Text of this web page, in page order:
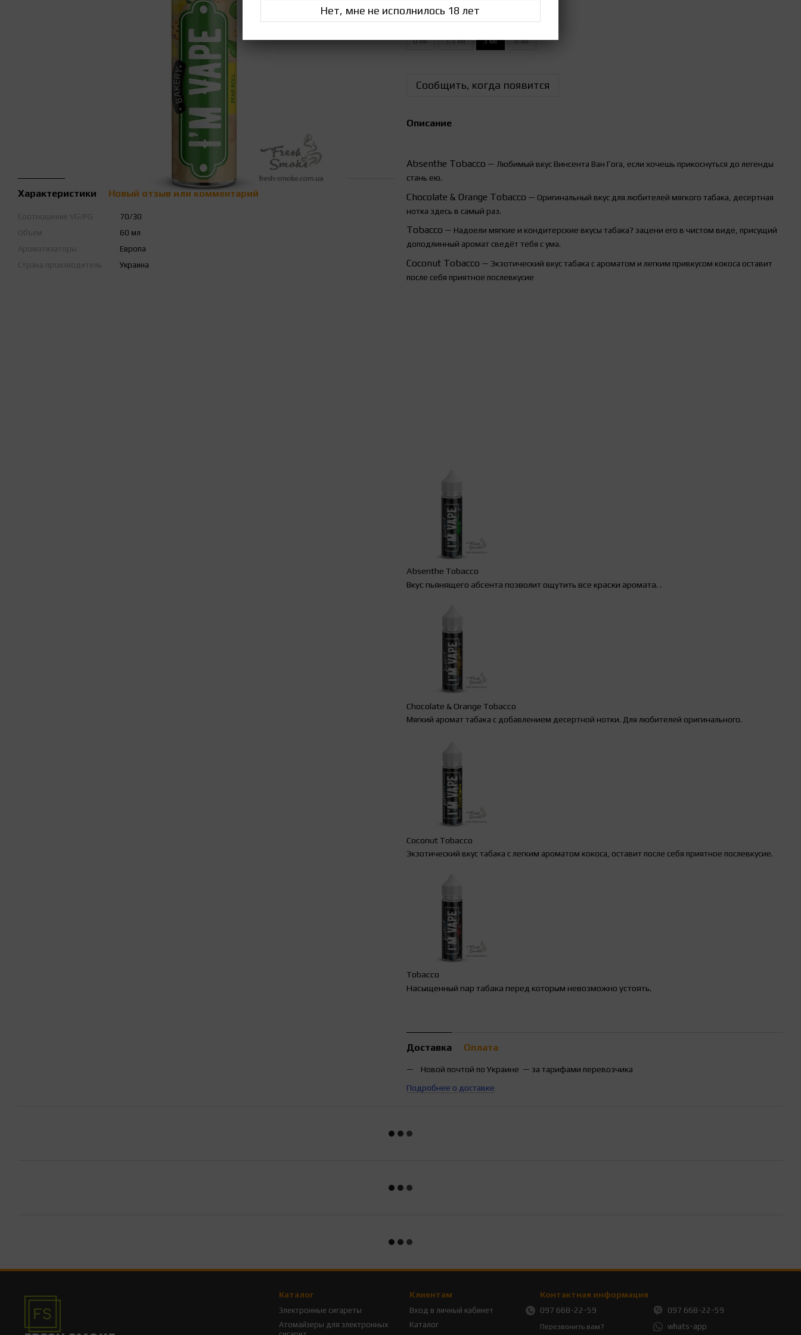
Характеристики Новый отзыв или комментарий
Соотношение VG/PG
70/30
Объем
60 мл
Ароматизаторы
Европа
Страна производитель
Украина
Крепость жидкости
0 мг 1.5 мг 3 мг 6 мг
Сообщить, когда появится
Описание
Absenthe Tobacco — Любимый вкус Винсента Ван Гога, если хочешь прикоснуться до легенды
стань ею.
Chocolate & Orange Tobacco — Оригинальный вкус для любителей мягкого табака, десертная
нотка здесь в самый раз.
Tobacco — Надоели мягкие и кондитерские вкусы табака? зацени его в чистом виде, присущий
доподлинный аромат сведёт тебя с ума.
Coconut Tobacco — Экзотический вкус табака с ароматом и легким привкусом кокоса оставит
после себя приятное послевкусие
Absenthe Tobacco
Вкус пьянящего абсента позволит ощутить все краски аромата. .
Chocolate & Orange Tobacco
Мягкий аромат табака с добавлением десертной нотки. Для любителей оригинального.
Coconut Tobacco
Экзотический вкус табака с легким ароматом кокоса, оставит после себя приятное послевкусие.
Tobacco
Насыщенный пар табака перед которым невозможно устоять.
Доставка Оплата
Новой почтой по Украине — за тарифами перевозчика
Подробнее о доставке
Каталог
Электронные сигареты
Атомайзеры для электронных
Клиентам
Вход в личный кабинет
Каталог
Контактная информация
097 668-22-59
Перезвонить вам?
097 668-22-59
whats-app
Нет, мне не исполнилось 18 лет